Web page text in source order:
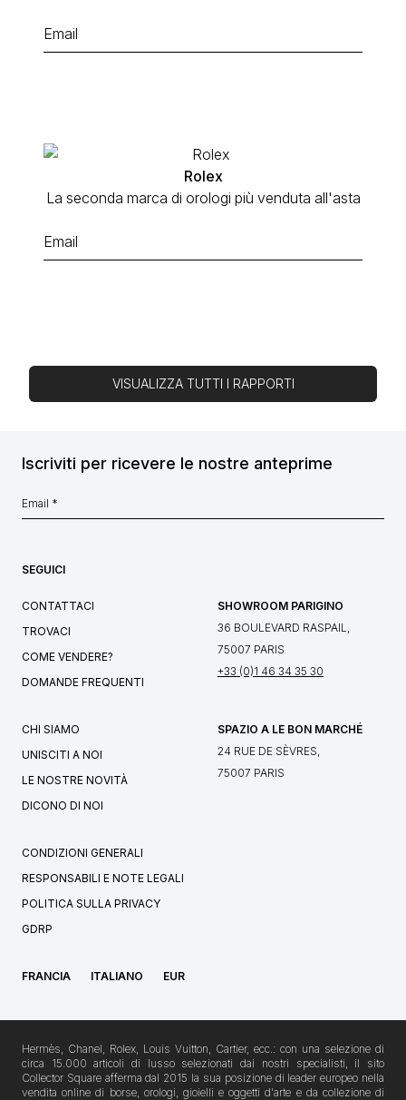
Rolex
La seconda marca di orologi più venduta all'asta
VISUALIZZA TUTTI I RAPPORTI
Iscriviti per ricevere le nostre anteprime
SEGUICI
CONTATTACI
TROVACI
COME VENDERE?
DOMANDE FREQUENTI
SHOWROOM PARIGINO
36 BOULEVARD RASPAIL,
75007 PARIS
+33 (0)1 46 34 35 30
CHI SIAMO
UNISCITI A NOI
LE NOSTRE NOVITÀ
DICONO DI NOI
SPAZIO A LE BON MARCHÉ
24 RUE DE SÈVRES,
75007 PARIS
CONDIZIONI GENERALI
RESPONSABILI E NOTE LEGALI
POLITICA SULLA PRIVACY
GDRP
FRANCIA ITALIANO EUR
Hermès, Chanel, Rolex, Louis Vuitton, Cartier, ecc.: con una selezione di
circa 15.000 articoli di lusso selezionati dai nostri specialisti, il sito
Collector Square afferma dal 2015 la sua posizione di leader europeo nella
vendita online di borse, orologi, gioielli e oggetti d'arte e da collezione di